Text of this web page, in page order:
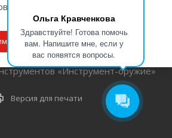
Ольга Кравченкова
Здравствуйте! Готова помочь
вам. Напишите мне, если у
вас появятся вопросы.
«Инструмент-оружие»
Версия для печати
веб-аналитики
Подробнее